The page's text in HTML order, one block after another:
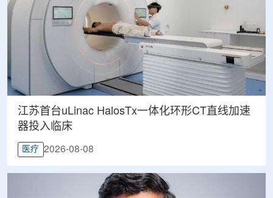
江苏首台uLinac HalosTx一体化环形CT直线加速
器投入临床
医疗 2026-08-08